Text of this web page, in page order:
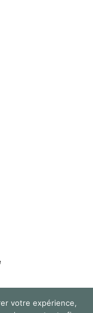
votre expérience,